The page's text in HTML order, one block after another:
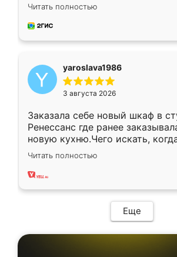
довольны работой. Спасибо
мебель за качественную работу!
Читать полностью
yaroslava1986
3 августа 2026
Заказала себе новый шкаф в
Ренессанс где ранее
новую кухню.Чего искать,
вполне довольна. Служит
два года, нареканий нет.
Читать полностью
Еще